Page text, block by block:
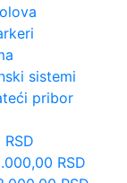
sistemi
pribor
RSD